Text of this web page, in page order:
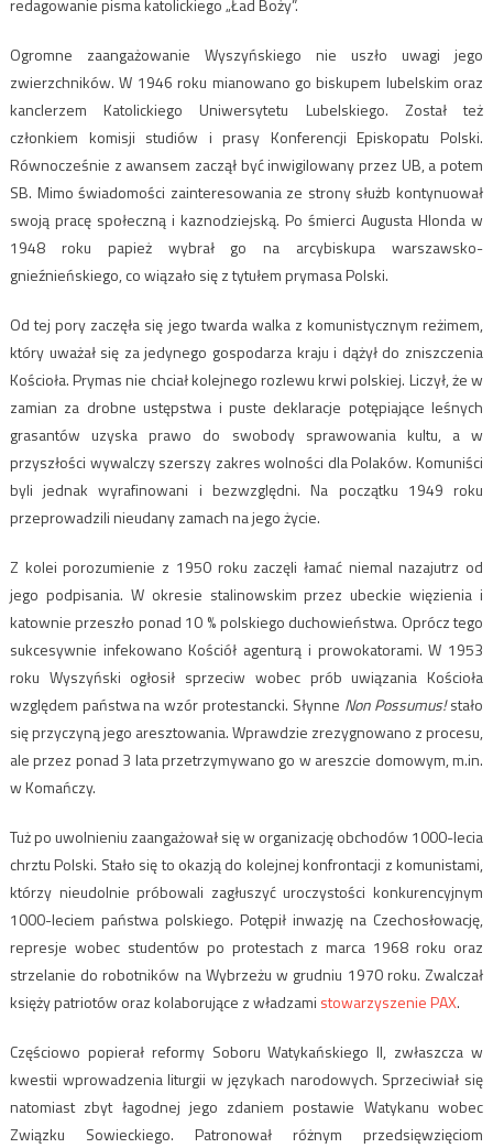
redagowanie pisma katolickiego „Ład Boży”.
Ogromne zaangażowanie Wyszyńskiego nie uszło uwagi jego
zwierzchników. W 1946 roku mianowano go biskupem lubelskim oraz
kanclerzem Katolickiego Uniwersytetu Lubelskiego. Został też
członkiem komisji studiów i prasy Konferencji Episkopatu Polski.
Równocześnie z awansem zaczął być inwigilowany przez UB, a potem
SB. Mimo świadomości zainteresowania ze strony służb kontynuował
swoją pracę społeczną i kaznodziejską. Po śmierci Augusta Hlonda w
1948 roku papież wybrał go na arcybiskupa warszawsko-
gnieźnieńskiego, co wiązało się z tytułem prymasa Polski.
Od tej pory zaczęła się jego twarda walka z komunistycznym reżimem,
który uważał się za jedynego gospodarza kraju i dążył do zniszczenia
Kościoła. Prymas nie chciał kolejnego rozlewu krwi polskiej. Liczył, że w
zamian za drobne ustępstwa i puste deklaracje potępiające leśnych
grasantów uzyska prawo do swobody sprawowania kultu, a w
przyszłości wywalczy szerszy zakres wolności dla Polaków. Komuniści
byli jednak wyrafinowani i bezwzględni. Na początku 1949 roku
przeprowadzili nieudany zamach na jego życie.
Z kolei porozumienie z 1950 roku zaczęli łamać niemal nazajutrz od
jego podpisania. W okresie stalinowskim przez ubeckie więzienia i
katownie przeszło ponad 10 % polskiego duchowieństwa. Oprócz tego
sukcesywnie infekowano Kościół agenturą i prowokatorami. W 1953
roku Wyszyński ogłosił sprzeciw wobec prób uwiązania Kościoła
względem państwa na wzór protestancki. Słynne Non Possumus!stało
się przyczyną jego aresztowania. Wprawdzie zrezygnowano z procesu,
ale przez ponad 3 lata przetrzymywano go w areszcie domowym, m.in.
w Komańczy.
Tuż po uwolnieniu zaangażował się w organizację obchodów 1000-lecia
chrztu Polski. Stało się to okazją do kolejnej konfrontacji z komunistami,
którzy nieudolnie próbowali zagłuszyć uroczystości konkurencyjnym
1000-leciem państwa polskiego. Potępił inwazję na Czechosłowację,
represje wobec studentów po protestach z marca 1968 roku oraz
strzelanie do robotników na Wybrzeżu w grudniu 1970 roku. Zwalczał
księży patriotów oraz kolaborujące z władzami stowarzyszenie PAX.
Częściowo popierał reformy Soboru Watykańskiego II, zwłaszcza w
kwestii wprowadzenia liturgii w językach narodowych. Sprzeciwiał się
natomiast zbyt łagodnej jego zdaniem postawie Watykanu wobec
Związku Sowieckiego. Patronował różnym przedsięwzięciom